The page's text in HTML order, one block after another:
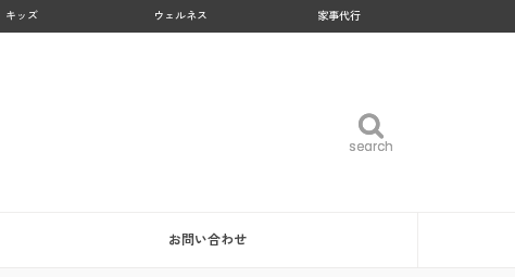
キッズ ウェルネス 家事代行
search
search
お問い合わせ